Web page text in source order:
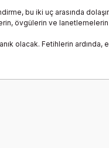
bu iki uç arasında
övgülerin ve
olacak. Fetihlerin ardında,